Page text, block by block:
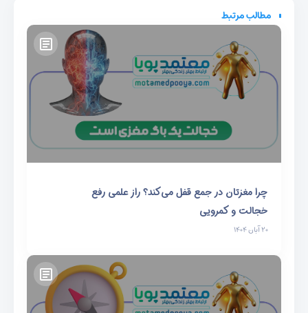
مطالب مرتبط
چرا مغزتان در جمع قفل می‌کند؟ راز علمی رفع
خجالت و کمرویی
۲۰ آبان ۱۴۰۴